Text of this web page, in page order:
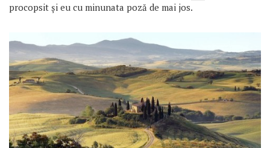
procopsit şi eu cu minunata poză de mai jos.